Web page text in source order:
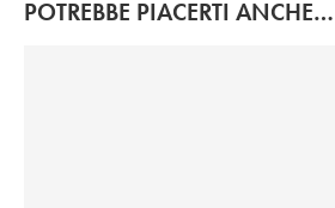
POTREBBE PIACERTI ANCHE…